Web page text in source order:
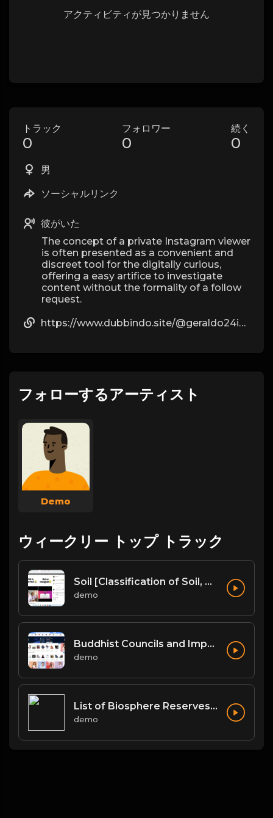
アクティビティが見つかりません
トラック
0
フォロワー
0
続く
0
男
ソーシャルリンク
彼がいた
The concept of a private Instagram viewer
is often presented as a convenient and
discreet tool for the digitally curious,
offering a easy artifice to investigate
content without the formality of a follow
request.
https://www.dubbindo.site/@geraldo24i276?page=about
フォローするアーティスト
Demo
ウィークリー トップ トラック
Soil [Classification of Soil, Soil Erosion, Soil Conservation]
demo
Buddhist Councils and Important Texts
demo
List of Biosphere Reserves in India
demo